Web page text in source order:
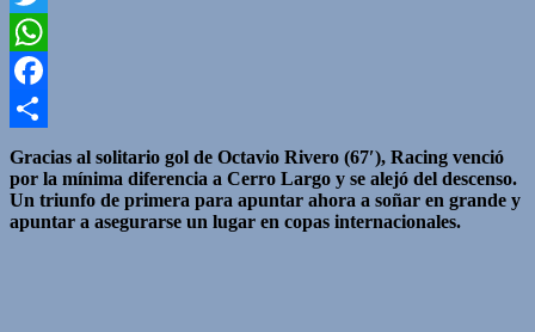
Twitter
WhatsApp
Facebook
Compartir
Gracias al solitario gol de Octavio Rivero (67′), Racing venció
por la mínima diferencia a Cerro Largo y se alejó del descenso.
Un triunfo de primera para apuntar ahora a soñar en grande y
apuntar a asegurarse un lugar en copas internacionales.